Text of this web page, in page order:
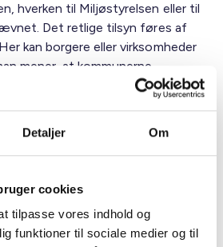
Detaljer Om
cookies
tilpasse vores indhold og
funktioner til sociale medier og til
hverken til Miljøstyrelsen eller til
Det retlige tilsyn føres af
kan borgere eller virksomheder
mener, at kommunerne